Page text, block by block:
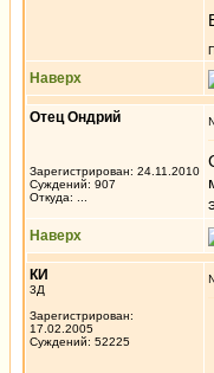
Наверх
Отец Ондрий
Зарегистрирован: 24.11.2010
Суждений: 907
Откуда: ...
Наверх
КИ
3Д
Зарегистрирован:
17.02.2005
Суждений: 52225